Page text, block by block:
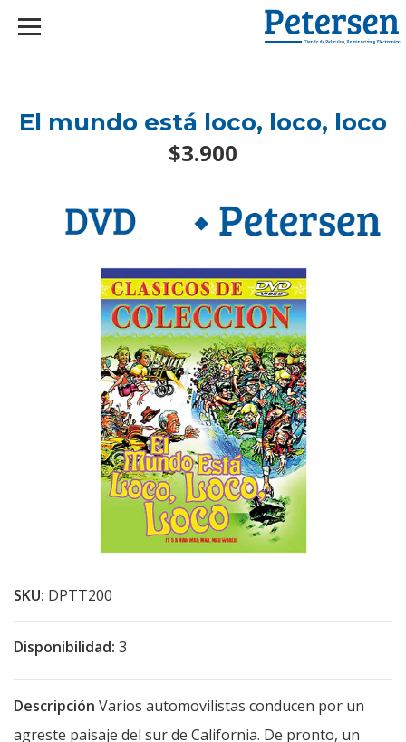
El mundo está loco, loco, loco
$3.900
SKU: DPTT200
Disponibilidad: 3
Descripción Varios automovilistas conducen por un
agreste paisaje del sur de California. De pronto, un